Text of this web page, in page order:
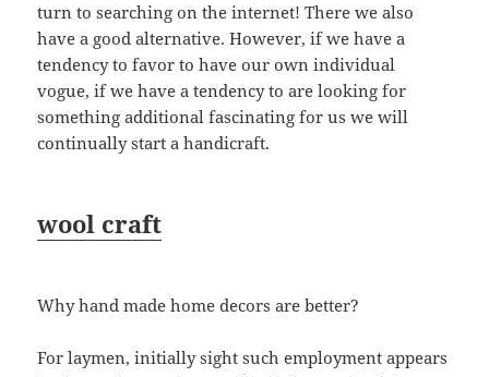
turn to searching on the internet! There we also
have a good alternative. However, if we have a
tendency to favor to have our own individual
vogue, if we have a tendency to are looking for
something additional fascinating for us we will
continually start a handicraft.
wool craft
Why hand made home decors are better?
For laymen, initially sight such employment appears